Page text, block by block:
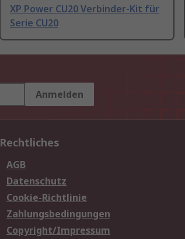
XP Power CU20 Verbinder-Kit für
Serie CU20
Anmelden
Rechtliches
AGB
Datenschutz
Cookie-Richtlinie
Zahlungsbedingungen
Copyright/Impressum